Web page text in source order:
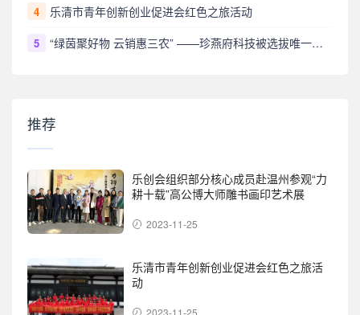
4 乐清市青年创新创业促进会红色之旅活动
5 “绿茵聚好物 云销惠三农” ——珍燕府科技被选拔唯一代表参展省电商苏品苏货苏超供销专场
推荐
乐创会组织部分核心成员赴温州参观“力
耕十载”高公博大师雕书画印艺术展
2023-11-25
乐清市青年创新创业促进会红色之旅活
动
2023-11-25